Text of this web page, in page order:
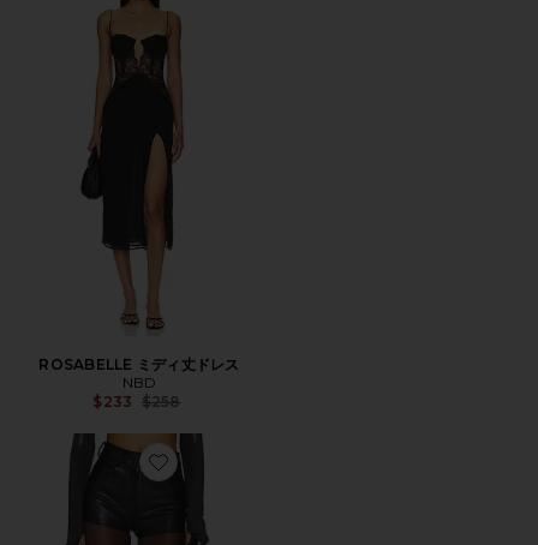
ROSABELLE ミディ丈ドレス
NBD
$233 Previous price:
$258
Favorite ショートパンツ